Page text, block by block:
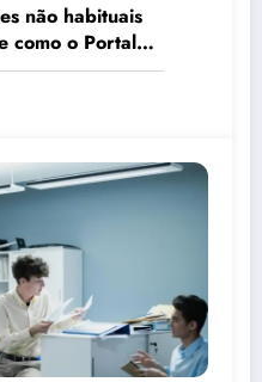
não habituais
como o Portal